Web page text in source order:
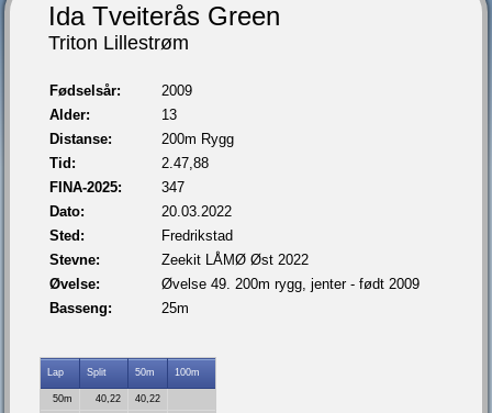
Ida Tveiterås Green
Triton Lillestrøm
Fødselsår:
2009
Alder:
13
Distanse:
200m Rygg
Tid:
2.47,88
FINA-2025:
347
Dato:
20.03.2022
Sted:
Fredrikstad
Stevne:
Zeekit LÅMØ Øst 2022
Øvelse:
Øvelse 49. 200m rygg, jenter - født 2009
Basseng:
25m
Lap Split 50m 100m
50m 40,22
40,22